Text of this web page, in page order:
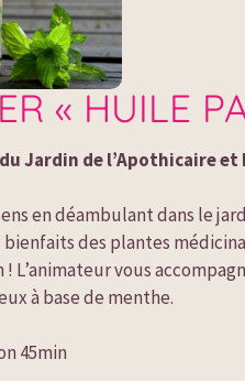
« HUILE
Jardin de l’Apothicaire
en déambulant dans le
des plantes
L’animateur vous
à base de menthe.
45min